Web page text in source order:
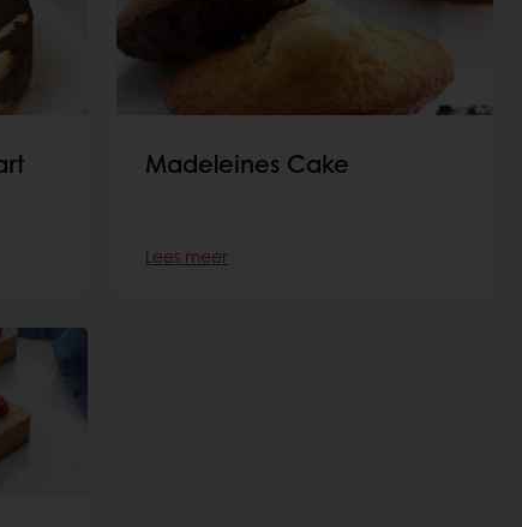
Madeleines Cake
Lees meer